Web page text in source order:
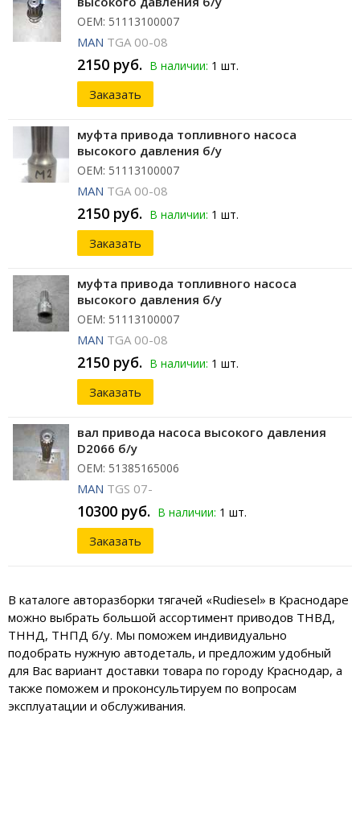
ОЕМ: 51113100007
MAN TGA 00-08
2150 руб. В наличии: 1 шт.
Заказать
муфта привода топливного насоса
высокого давления б/у
ОЕМ: 51113100007
MAN TGA 00-08
2150 руб. В наличии: 1 шт.
Заказать
муфта привода топливного насоса
высокого давления б/у
ОЕМ: 51113100007
MAN TGA 00-08
2150 руб. В наличии: 1 шт.
Заказать
вал привода насоса высокого давления
D2066 б/у
ОЕМ: 51385165006
MAN TGS 07-
10300 руб. В наличии: 1 шт.
Заказать
В каталоге авторазборки тягачей «Rudiesel» в Краснодаре
можно выбрать большой ассортимент приводов ТНВД,
ТННД, ТНПД б/у. Мы поможем индивидуально
подобрать нужную автодеталь, и предложим удобный
для Вас вариант доставки товара по городу Краснодар, а
также поможем и проконсультируем по вопросам
эксплуатации и обслуживания.